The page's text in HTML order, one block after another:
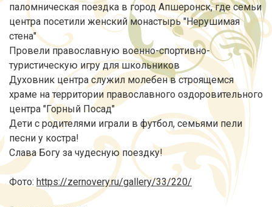
паломническая поездка в город Апшеронск, где семьи
центра посетили женский монастырь "Нерушимая
стена"
Провели православную военно-спортивно-
туристическую игру для школьников
Духовник центра служил молебен в строящемся
храме на территории православного оздоровительного
центра "Горный Посад"
Дети с родителями играли в футбол, семьями пели
песни у костра!
Слава Богу за чудесную поездку!
Фото: https://zernovery.ru/gallery/33/220/